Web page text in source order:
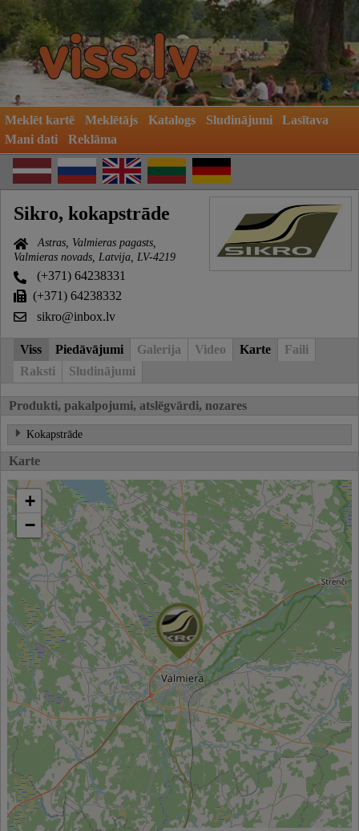
Meklēt kartē Meklētājs Katalogs Sludinājumi
Lasītava
Mani dati
Reklāma
Sikro, kokapstrāde
Astras, Valmieras pagasts,
Valmieras novads, Latvija, LV-4219
(+371) 64238331
(+371) 64238332
sikro@inbox.lv
Viss Piedāvājumi Galerija Video Karte
Faili
Raksti
Sludinājumi
Produkti, pakalpojumi, atslēgvārdi, nozares
Kokapstrāde
Karte
+
−